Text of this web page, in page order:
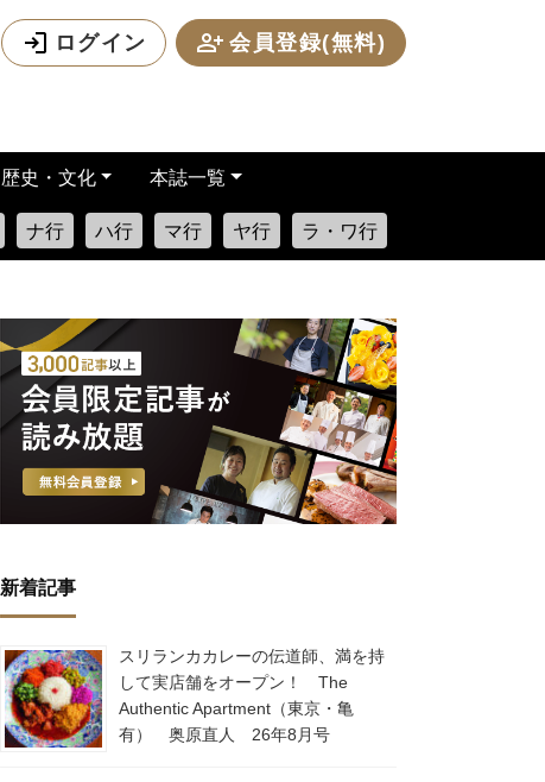
ログイン 会員登録(無料)
歴史・文化 本誌一覧
ナ行 ハ行 マ行 ヤ行 ラ・ワ行
新着記事
スリランカカレーの伝道師、満を持
して実店舗をオープン！ The
Authentic Apartment（東京・亀
有） 奥原直人 26年8月号